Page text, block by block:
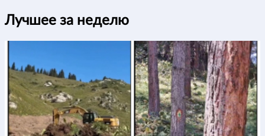
Лучшее за неделю